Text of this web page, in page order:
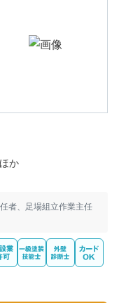
か
者、足場組立作業主任